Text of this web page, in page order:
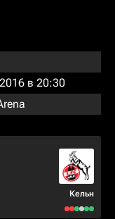
в 20:30
Кельн